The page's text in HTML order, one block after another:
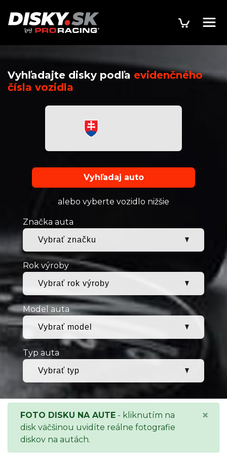
Vyhľadajte disky podľa evidenčného
čísla vozidla
Vyhľadaj auto
alebo vyberte vozidlo nižšie
Značka auta
Rok výroby
Model auta
Typ auta
FOTO DISKU NA AUTE - kliknutím na
disk väčšinou uvidíte reálne fotografie
diskov na autách.
×